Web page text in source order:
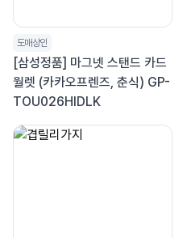
도매상인
[삼성정품] 마그넷 스탠드 카드
월렛 (카카오프렌즈, 춘식) GP-
TOU026HIDLK